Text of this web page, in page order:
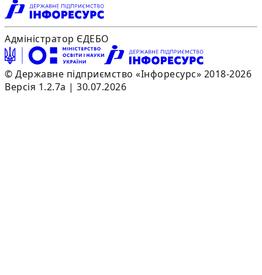
Адміністратор ЄДЕБО
© Державне підприємство «Інфоресурс» 2018-2026
Версія 1.2.7a | 30.07.2026